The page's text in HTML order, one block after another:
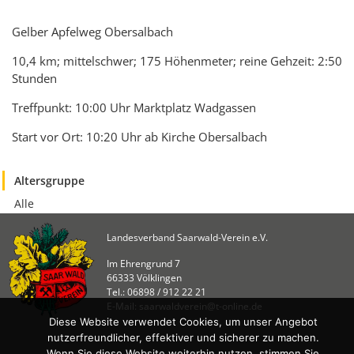
Naturschutz
Kultur &
Heimatpflege
WANDERN
SWV
Wegemanagement
Lehrgänge
Wandertipps
Aktivitätenübersicht
ANGEBOTE
Mitgliedschaft
Gelber Apfelweg Obersalbach
10,4 km; mittelschwer; 175 Höhenmeter; reine Gehzeit: 2:50
Stunden
Treffpunkt: 10:00 Uhr Marktplatz Wadgassen
Start vor Ort: 10:20 Uhr ab Kirche Obersalbach
Altersgruppe
Alle
Landesverband Saarwald-Verein e.V.
Im Ehrengrund 7
66333 Völklingen
Tel.: 06898 / 912 22 21
E-Mail: saarwaldverein@t-online.de
Diese Website verwendet Cookies, um unser Angebot
nutzerfreundlicher, effektiver und sicherer zu machen.